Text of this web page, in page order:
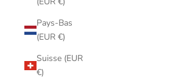
Pays-Bas
(EUR €)
Suisse (EUR
€)